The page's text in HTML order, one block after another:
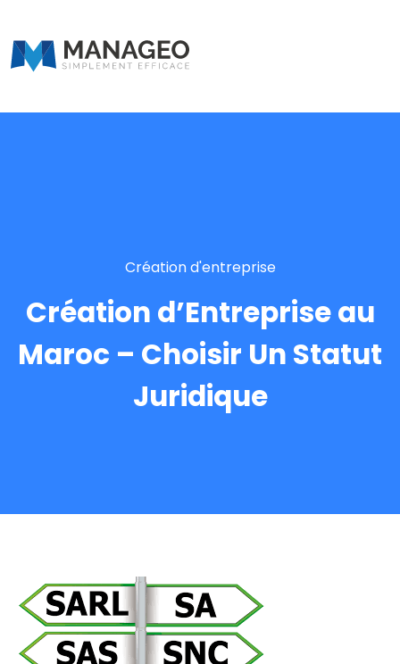
Création d'entreprise
Création d’Entreprise au
Maroc – Choisir Un Statut
Juridique